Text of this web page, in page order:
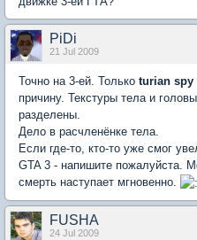
PiDi
21 Jul 2009
Точно на 3-ей. Только turian spy
причину. Текстуры тела и
разделены.
Дело в расчленёнке тела.
Если где-то, кто-то уже смог
GTA 3 - напишите пожалуйста.
смерть наступает мгновенно.
FUSHA
24 Jul 2009